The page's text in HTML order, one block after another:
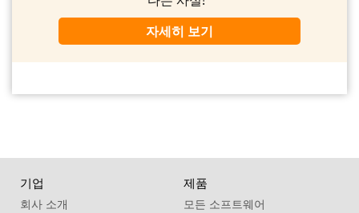
자세히 보기
기업
회사 소개
제품
모든 소프트웨어